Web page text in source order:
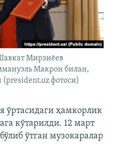
Мирзиёев
Макрон билан,
фотоси)
ўртасидаги ҳамкорлик
кўтарилди. 12 март
ўтган музокаралар